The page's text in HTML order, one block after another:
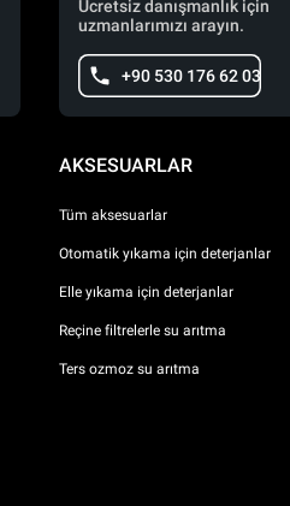
Ücretsiz danışmanlık için
uzmanlarımızı arayın.
+90 530 176 62 03
AKSESUARLAR
Tüm aksesuarlar
Otomatik yıkama için deterjanlar
Elle yıkama için deterjanlar
Reçine filtrelerle su arıtma
Ters ozmoz su arıtma